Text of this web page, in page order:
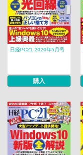
日経PC21 2020年5月号
購入